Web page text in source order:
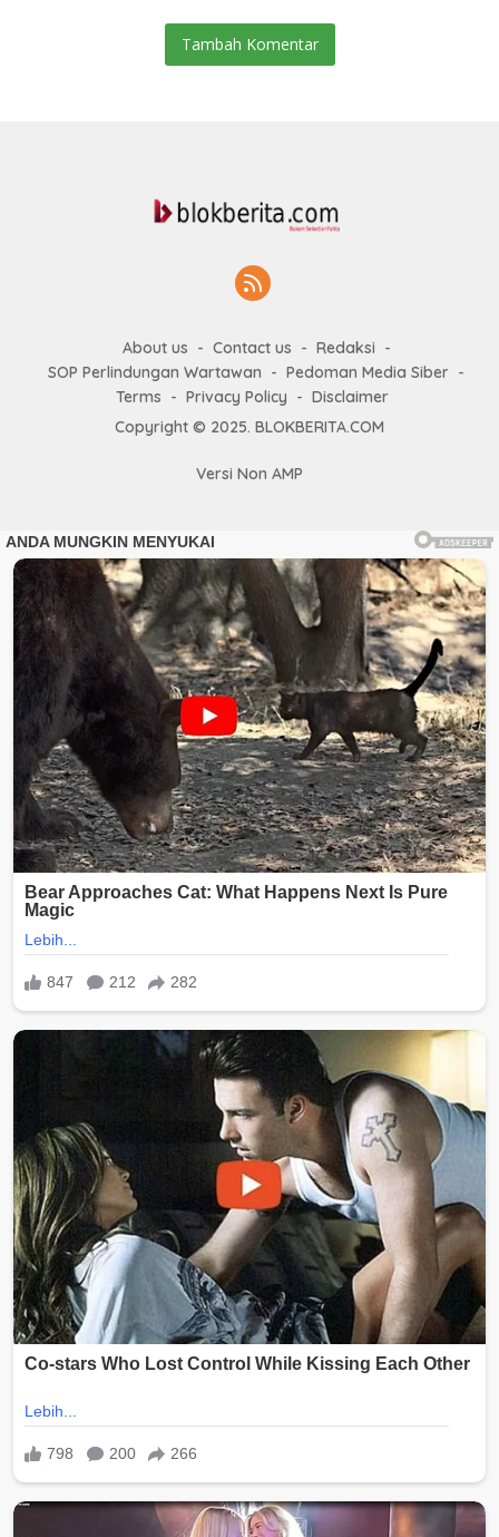
Tambah Komentar
About us Contact us
Redaksi
SOP Perlindungan Wartawan
Pedoman Media Siber
Terms
Privacy Policy
Disclaimer
Copyright © 2025. BLOKBERITA.COM
Versi Non AMP